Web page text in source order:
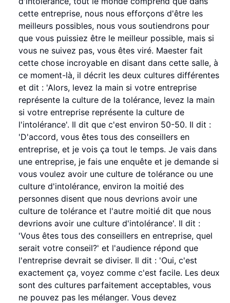
cette entreprise, nous nous efforçons d'être les
meilleurs possibles, nous vous soutiendrons pour
que vous puissiez être le meilleur possible, mais si
vous ne suivez pas, vous êtes viré. Maester fait
cette chose incroyable en disant dans cette salle, à
ce moment-là, il décrit les deux cultures différentes
et dit : 'Alors, levez la main si votre entreprise
représente la culture de la tolérance, levez la main
si votre entreprise représente la culture de
l'intolérance'. Il dit que c'est environ 50-50. Il dit :
'D'accord, vous êtes tous des conseillers en
entreprise, et je vois ça tout le temps. Je vais dans
une entreprise, je fais une enquête et je demande si
vous voulez avoir une culture de tolérance ou une
culture d'intolérance, environ la moitié des
personnes disent que nous devrions avoir une
culture de tolérance et l'autre moitié dit que nous
devrions avoir une culture d'intolérance'. Il dit :
'Vous êtes tous des conseillers en entreprise, quel
serait votre conseil?' et l'audience répond que
l'entreprise devrait se diviser. Il dit : 'Oui, c'est
exactement ça, voyez comme c'est facile. Les deux
sont des cultures parfaitement acceptables, vous
ne pouvez pas les mélanger. Vous devez